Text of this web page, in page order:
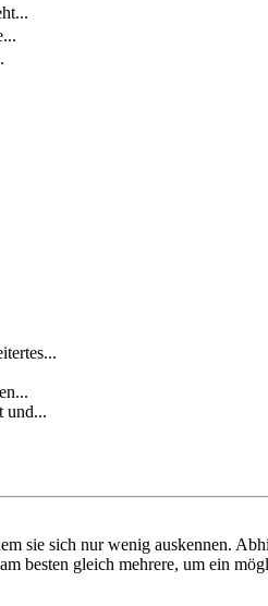
und...
sie sich nur wenig auskennen.
besten gleich mehrere, um ein